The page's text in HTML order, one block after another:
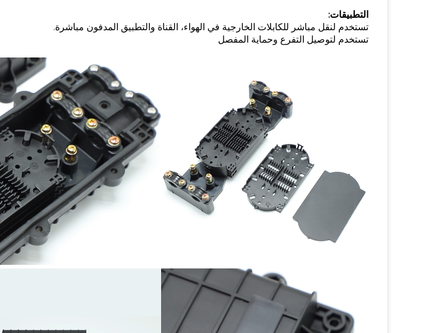
التطبيقات:
تستخدم لنقل مباشر للكابلات الخارجية في الهواء، القناة والتطبيق المدفون مباشرة.
تستخدم لتوصيل التفرع وحماية المفصل